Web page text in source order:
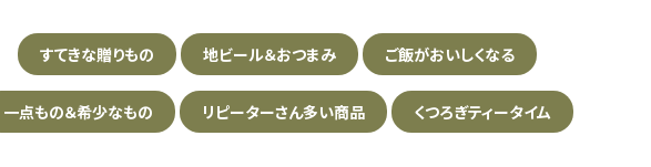
すてきな贈りもの 地ビール＆おつまみ ご飯がおいしくなる
一点もの＆希少なもの リピーターさん多い商品 くつろぎティータイム